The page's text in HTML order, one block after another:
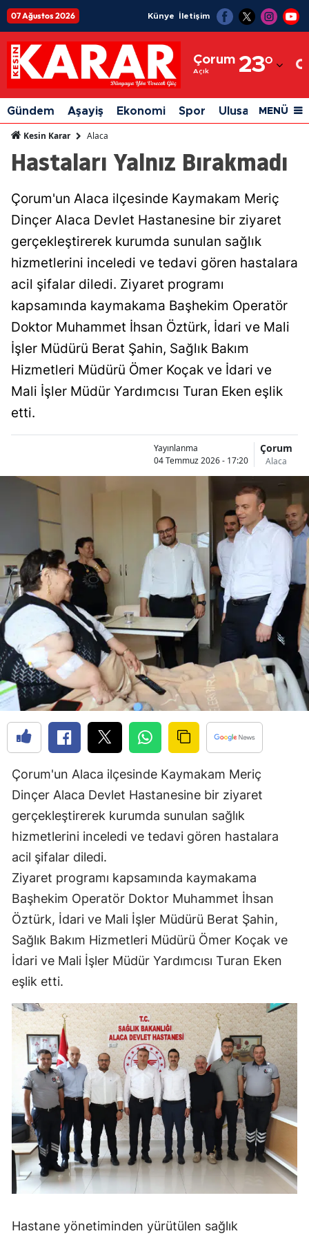
07 Ağustos 2026 Künye İletişim
Çorum
Açık 23°
Adıyaman
Afyonkarahisar
Ağrı
Amasya
Antalya
Artvin
Aydın
Bilecik
Bingöl
Burdur
Bursa
Çanakkale
Çankırı
Çorum
Denizli
Diyarbakır
Edirne
Elazığ
Erzincan
Erzurum
Eskişehir
Gaziantep
Giresun
Gümüşhane
Isparta
Mersin
İzmir
Kars
Kastamonu
Kayseri
Kırklareli
Kırşehir
Kocaeli
Kütahya
Gündem Aşayiş Ekonomi Spor Ulusal Siyaset
MENÜ
Kesin Karar Alaca
Hastaları Yalnız Bırakmadı
Çorum'un Alaca ilçesinde Kaymakam Meriç
Dinçer Alaca Devlet Hastanesine bir ziyaret
gerçekleştirerek kurumda sunulan sağlık
hizmetlerini inceledi ve tedavi gören hastalara
acil şifalar diledi. Ziyaret programı
kapsamında kaymakama Başhekim Operatör
Doktor Muhammet İhsan Öztürk, İdari ve Mali
İşler Müdürü Berat Şahin, Sağlık Bakım
Hizmetleri Müdürü Ömer Koçak ve İdari ve
Mali İşler Müdür Yardımcısı Turan Eken eşlik
etti.
Yayınlanma
04 Temmuz 2026 - 17:20
Çorum
Alaca
Çorum'un Alaca ilçesinde Kaymakam Meriç
Dinçer Alaca Devlet Hastanesine bir ziyaret
gerçekleştirerek kurumda sunulan sağlık
hizmetlerini inceledi ve tedavi gören hastalara
acil şifalar diledi.
Ziyaret programı kapsamında kaymakama
Başhekim Operatör Doktor Muhammet İhsan
Öztürk, İdari ve Mali İşler Müdürü Berat Şahin,
Sağlık Bakım Hizmetleri Müdürü Ömer Koçak ve
İdari ve Mali İşler Müdür Yardımcısı Turan Eken
eşlik etti.
Hastane yönetiminden yürütülen sağlık